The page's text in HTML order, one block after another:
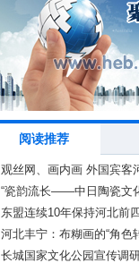
阅读推荐
观丝网、画内画 外国宾客
“瓷韵流长——中日陶瓷文
东盟连续10年保持河北前
河北丰宁：布糊画的“角色
长城国家文化公园宣传调